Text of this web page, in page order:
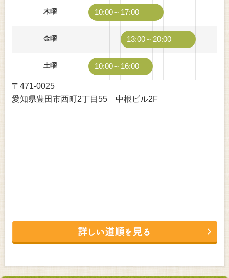
木曜 10:00～17:00
金曜 13:00～20:00
土曜 10:00～16:00
〒471-0025
愛知県豊田市西町2丁目55 中根ビル2F